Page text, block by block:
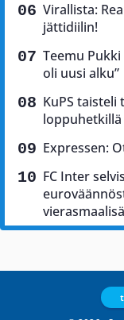
Virallista:
jättidiilin!
Teemu
oli uusi alku”
KuPS
Expressen:
FC Inter